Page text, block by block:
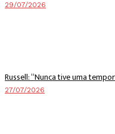
29/07/2026
Russell: “Nunca tive uma
27/07/2026